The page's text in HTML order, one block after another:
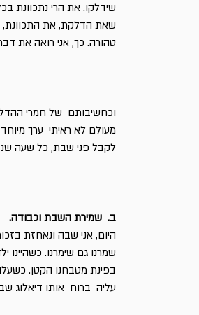
שידלקו. את הרי נתכוונת
שאת הדלקת, את התכוונת,
טהורה. כך, אני רואה את
וכחשיבותם של חמרי
מעולם לא ראיתי ערך
לקבל פני שבת, כל שעה
ב. שמירת השבת וכבודה.
היום, אני שבה ונאחזת
שמרנו גם שימרנו.
בפינת מטבחנו הקטן. כשעלה
עליה ברוח אותו דיאלוג